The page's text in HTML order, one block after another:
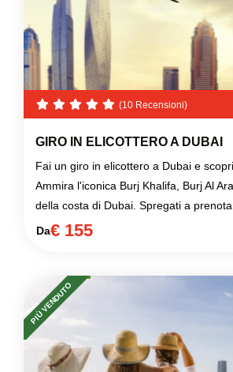
(10 Recensioni)
GIRO IN ELICOTTERO A DUBAI
Fai un giro in elicottero a Dubai e
Ammira l'iconica Burj Khalifa, Burj Al
della costa di Dubai. Spregati a
Da€ 155
PIÙ VENDUTO